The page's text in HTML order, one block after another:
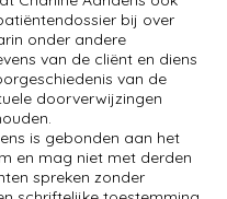
bij over
onder andere
van de cliënt en diens
van de
doorverwijzingen
is gebonden aan het
en mag niet met derden
spreken zonder